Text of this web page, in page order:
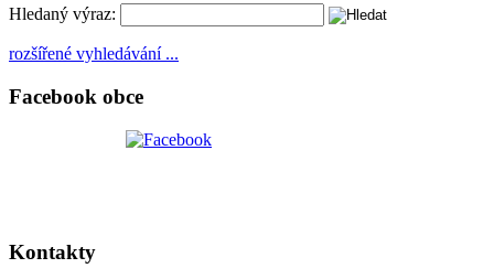
Hledaný výraz:
rozšířené vyhledávání ...
Facebook obce
Kontakty